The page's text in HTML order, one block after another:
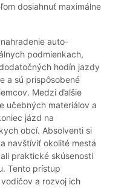
dosiahnuť maximálne
auto-
podmienkach,
hodín jazdy
a sú prispôsobené
Medzi ďalšie
učebných materiálov a
jázd na
obcí. Absolventi si
navštíviť okolité mestá
praktické skúsenosti
Tento prístup
a rozvoj ich